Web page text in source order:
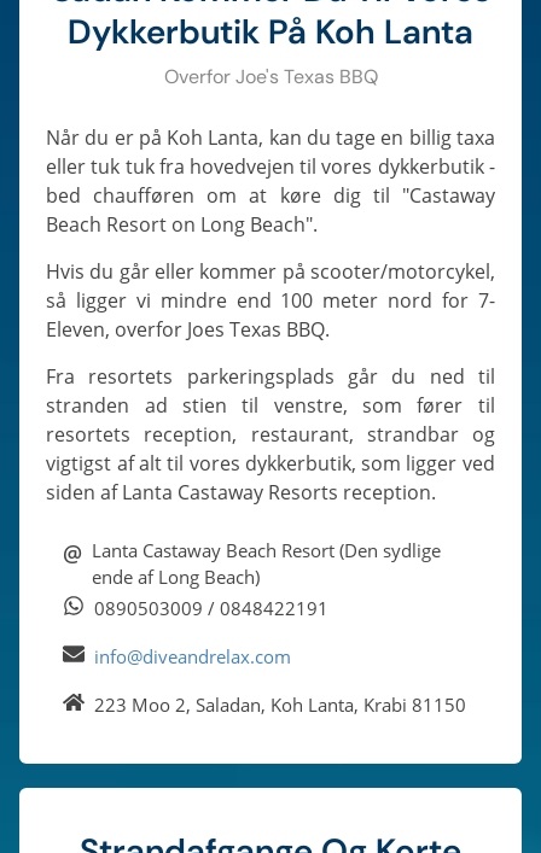
Dykkerbutik På Koh Lanta
Overfor Joe's Texas BBQ
Når du er på Koh Lanta, kan du tage en billig taxa
eller tuk tuk fra hovedvejen til vores dykkerbutik -
bed chaufføren om at køre dig til "Castaway
Beach Resort on Long Beach".
Hvis du går eller kommer på scooter/motorcykel,
så ligger vi mindre end 100 meter nord for 7-
Eleven, overfor Joes Texas BBQ.
Fra resortets parkeringsplads går du ned til
stranden ad stien til venstre, som fører til
resortets reception, restaurant, strandbar og
vigtigst af alt til vores dykkerbutik, som ligger ved
siden af Lanta Castaway Resorts reception.
@ Lanta Castaway Beach Resort (Den sydlige
ende af Long Beach)
0890503009 / 0848422191
info@diveandrelax.com
223 Moo 2, Saladan, Koh Lanta, Krabi 81150